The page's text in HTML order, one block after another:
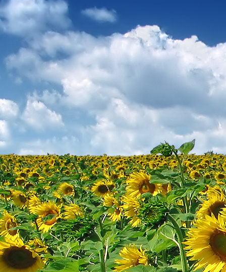
2081 Piliscsaba,
e-mail:
telefonszám:
Dr. Göllner
2081 Piliscsaba,
e-mail:
telefonszám:
adószám: